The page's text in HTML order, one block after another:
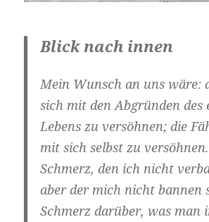
Blick nach innen
Mein Wunsch an uns wäre:
sich mit den Abgründen des
Lebens zu versöhnen; die
mit sich selbst zu
Schmerz, den ich nicht
aber der mich nicht bannen
Schmerz darüber, was man